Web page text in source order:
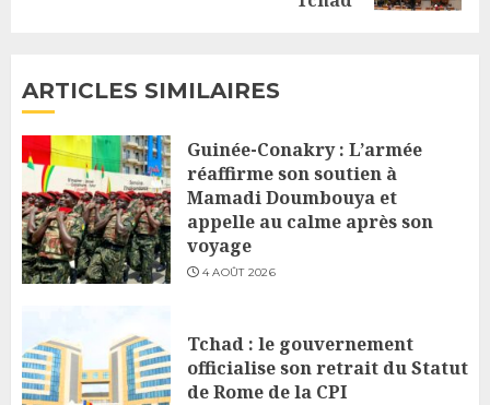
ARTICLES SIMILAIRES
Guinée-Conakry : L’armée
réaffirme son soutien à
Mamadi Doumbouya et
appelle au calme après son
voyage
4 AOÛT 2026
Tchad : le gouvernement
officialise son retrait du Statut
de Rome de la CPI